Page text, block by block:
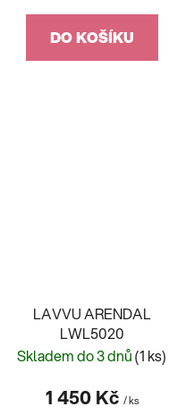
DO KOŠÍKU
LAVVU ARENDAL
LWL5020
Skladem do 3 dnů(1 ks)
1 450 Kč / ks